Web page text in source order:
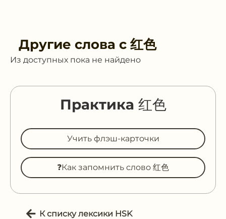
Другие слова с 红色
Из доступных пока не найдено
Практика 红色
Учить флэш-карточки
❓Как запомнить слово 红色
К списку лексики HSK